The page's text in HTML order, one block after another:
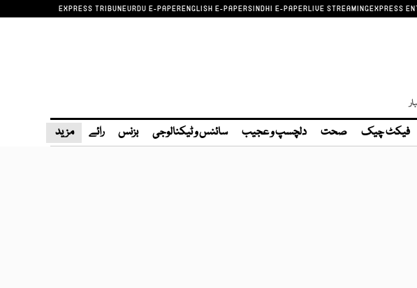
EXPRESS TRIBUNEURDU E-PAPERENGLISH E-PAPERSINDHI E-PAPERLIVE STREAMINGEXPRESS
فیکٹ چیک صحت دلچسپ و عجیب سائنس و ٹیکنالوجی بزنس رائے مزید